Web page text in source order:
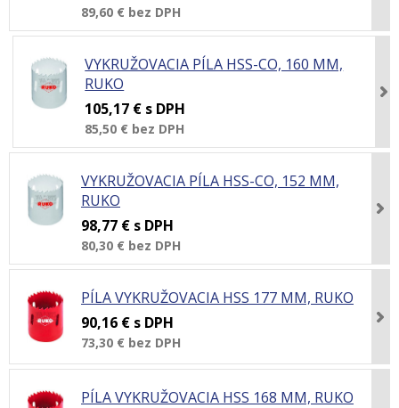
89,60 € bez DPH
VYKRUŽOVACIA PÍLA HSS-CO, 160 MM,
RUKO
105,17 € s DPH
85,50 € bez DPH
VYKRUŽOVACIA PÍLA HSS-CO, 152 MM,
RUKO
98,77 € s DPH
80,30 € bez DPH
PÍLA VYKRUŽOVACIA HSS 177 MM, RUKO
90,16 € s DPH
73,30 € bez DPH
PÍLA VYKRUŽOVACIA HSS 168 MM, RUKO